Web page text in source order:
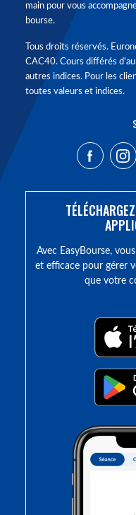
main pour vous
bourse.
Tous droits réservés.
CAC40. Cours différés
autres indices. Pour les
toutes valeurs et indices.
Avec EasyBourse,
et efficace pour gérer
que votre